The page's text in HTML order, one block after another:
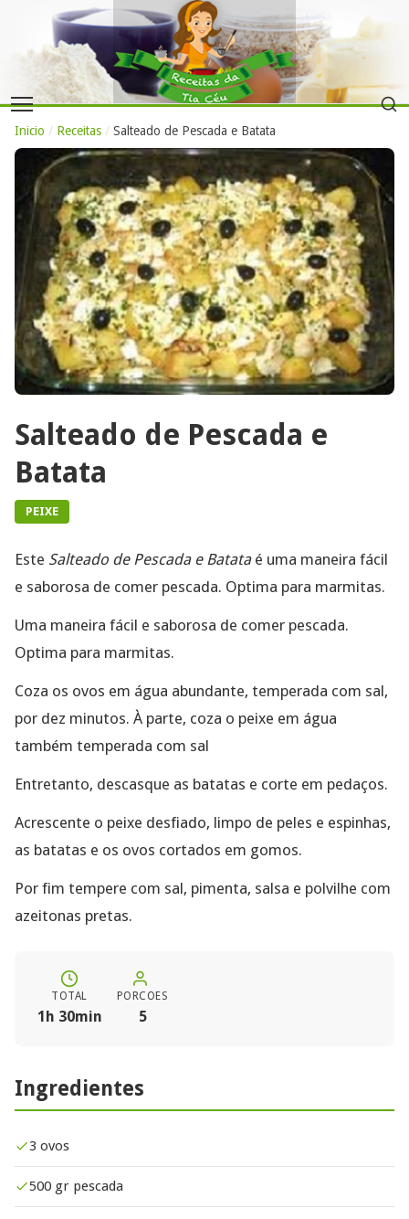
Inicio / Receitas / Salteado de Pescada e Batata
Salteado de Pescada e
Batata
PEIXE
Este Salteado de Pescada e Batataé uma maneira fácil
e saborosa de comer pescada. Optima para marmitas.
Uma maneira fácil e saborosa de comer pescada.
Optima para marmitas.
Coza os ovos em água abundante, temperada com sal,
por dez minutos. À parte, coza o peixe em água
também temperada com sal
Entretanto, descasque as batatas e corte em pedaços.
Acrescente o peixe desfiado, limpo de peles e espinhas,
as batatas e os ovos cortados em gomos.
Por fim tempere com sal, pimenta, salsa e polvilhe com
azeitonas pretas.
TOTAL
1h 30min
PORCOES
5
Ingredientes
3 ovos
500 gr pescada